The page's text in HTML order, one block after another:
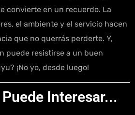
convierte en un recuerdo. La
el ambiente y el servicio hacen
que no querrás perderte. Y,
puede resistirse a un buen
¡No yo, desde luego!
Interesar...